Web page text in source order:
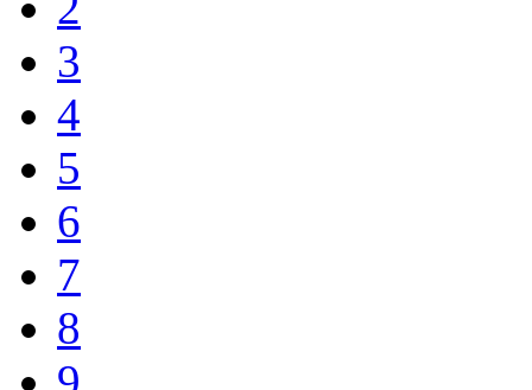
3
4
5
6
7
8